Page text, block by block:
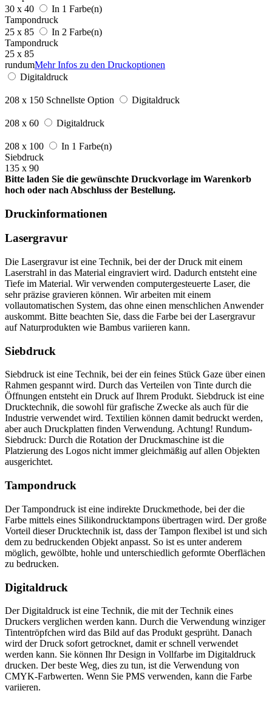
30 x 40
In 1 Farbe(n)
Tampondruck
25 x 85
In 2 Farbe(n)
Tampondruck
25 x 85
rundumMehr Infos zu den Druckoptionen
Digitaldruck
208 x 150 Schnellste Option Digitaldruck
208 x 60 Digitaldruck
208 x 100
In 1 Farbe(n)
Siebdruck
135 x 90
Bitte laden Sie die gewünschte Druckvorlage im Warenkorb
hoch oder nach Abschluss der Bestellung.
Druckinformationen
Lasergravur
Die Lasergravur ist eine Technik, bei der der Druck mit einem
Laserstrahl in das Material eingraviert wird. Dadurch entsteht eine
Tiefe im Material. Wir verwenden computergesteuerte Laser, die
sehr präzise gravieren können. Wir arbeiten mit einem
vollautomatischen System, das ohne einen menschlichen Anwender
auskommt. Bitte beachten Sie, dass die Farbe bei der Lasergravur
auf Naturprodukten wie Bambus variieren kann.
Siebdruck
Siebdruck ist eine Technik, bei der ein feines Stück Gaze über einen
Rahmen gespannt wird. Durch das Verteilen von Tinte durch die
Öffnungen entsteht ein Druck auf Ihrem Produkt. Siebdruck ist eine
Drucktechnik, die sowohl für grafische Zwecke als auch für die
Industrie verwendet wird. Textilien können damit bedruckt werden,
aber auch Druckplatten finden Verwendung. Achtung! Rundum-
Siebdruck: Durch die Rotation der Druckmaschine ist die
Platzierung des Logos nicht immer gleichmäßig auf allen Objekten
ausgerichtet.
Tampondruck
Der Tampondruck ist eine indirekte Druckmethode, bei der die
Farbe mittels eines Silikondrucktampons übertragen wird. Der große
Vorteil dieser Drucktechnik ist, dass der Tampon flexibel ist und sich
dem zu bedruckenden Objekt anpasst. So ist es unter anderem
möglich, gewölbte, hohle und unterschiedlich geformte Oberflächen
zu bedrucken.
Digitaldruck
Der Digitaldruck ist eine Technik, die mit der Technik eines
Druckers verglichen werden kann. Durch die Verwendung winziger
Tintentröpfchen wird das Bild auf das Produkt gesprüht. Danach
wird der Druck sofort getrocknet, damit er schnell verwendet
werden kann. Sie können Ihr Design in Vollfarbe im Digitaldruck
drucken. Der beste Weg, dies zu tun, ist die Verwendung von
CMYK-Farbwerten. Wenn Sie PMS verwenden, kann die Farbe
variieren.